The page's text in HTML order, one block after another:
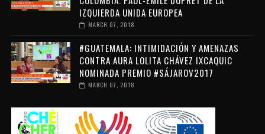
IZQUIERDA UNIDA EUROPEA
MARCH 07, 2018
#GUATEMALA: INTIMIDACIÓN Y AMENAZAS
CONTRA AURA LOLITA CHÁVEZ IXCAQUIC
NOMINADA PREMIO #SÁJAROV2017
MARCH 07, 2018